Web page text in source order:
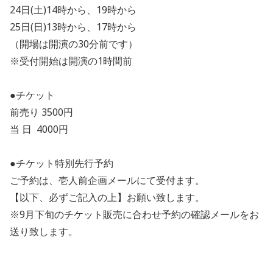
24日(土)14時から、19時から
25日(日)13時から、17時から
（開場は開演の30分前です）
※受付開始は開演の1時間前
●チケット
前売り 3500円
当 日 4000円
●チケット特別先行予約
ご予約は、壱人前企画メールにて受付ます。
【以下、必ずご記入の上】お願い致します。
※9月下旬のチケット販売に合わせ予約の確認メールをお
送り致します。